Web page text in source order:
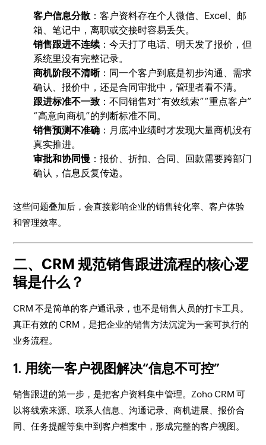
客户信息分散 ：客户资料存在个人微信、Excel、邮
箱、笔记中，离职或交接时容易丢失。
销售跟进不连续：今天打了电话、明天发了报价，但
系统里没有完整记录。
商机阶段不清晰：同一个客户到底是初步沟通、需求
确认、报价中，还是合同审批中，管理者看不清。
跟进标准不一致 ：不同销售对“有效线索”“重点客户”
“高意向商机”的判断标准不同。
销售预测不准确 ：月底冲业绩时才发现大量商机没有
真实推进。
审批和协同慢 ：报价、折扣、合同、回款需要跨部门
确认，信息反复传递。
这些问题叠加后，会直接影响企业的销售转化率、客户体验
和管理效率。
二、CRM 规范销售跟进流程的核心逻
辑是什么？
CRM 不是简单的客户通讯录，也不是销售人员的打卡工具。
真正有效的 CRM，是把企业的销售方法沉淀为一套可执行的
业务流程。
1. 用统一客户视图解决“信息不可控”
销售跟进的第一步，是把客户资料集中管理。Zoho CRM 可
以将线索来源、联系人信息、沟通记录、商机进展、报价合
同、任务提醒等集中到客户档案中，形成完整的客户视图。